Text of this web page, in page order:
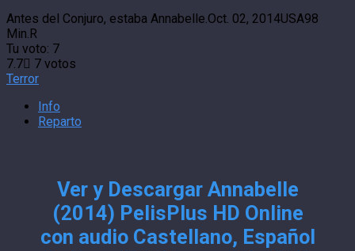
Antes del Conjuro, estaba Annabelle.Oct. 02, 2014USA98
Min.R
Tu voto: 7
7.7
7 votos
Terror
Info
Reparto
Ver y Descargar Annabelle
(2014) PelisPlus HD Online
con audio Castellano, Español